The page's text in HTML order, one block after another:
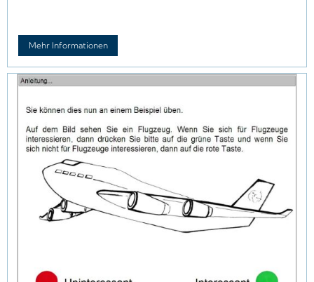
Mehr Informationen